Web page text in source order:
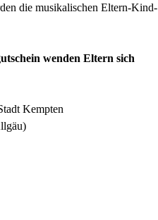
die musikalischen Eltern-Kind-
wenden Eltern sich
Kempten